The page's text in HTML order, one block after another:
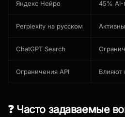
Яндекс Нейро 45% AI-
Perplexity на русском
ChatGPT Search
Ограничения API Влияют
❓ Часто задаваемые